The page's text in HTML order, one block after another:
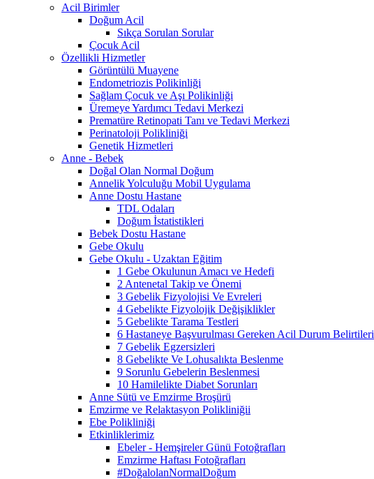
Acil Birimler
Doğum Acil
Sıkça Sorulan Sorular
Çocuk Acil
Özellikli Hizmetler
Görüntülü Muayene
Endometriozis Polikinliği
Sağlam Çocuk ve Aşı Polikinliği
Üremeye Yardımcı Tedavi Merkezi
Prematüre Retinopati Tanı ve Tedavi Merkezi
Perinatoloji Polikliniği
Genetik Hizmetleri
Anne - Bebek
Doğal Olan Normal Doğum
Annelik Yolculuğu Mobil Uygulama
Anne Dostu Hastane
TDL Odaları
Doğum İstatistikleri
Bebek Dostu Hastane
Gebe Okulu
Gebe Okulu - Uzaktan Eğitim
1 Gebe Okulunun Amacı ve Hedefi
2 Antenetal Takip ve Önemi
3 Gebelik Fizyolojisi Ve Evreleri
4 Gebelikte Fizyolojik Değişiklikler
5 Gebelikte Tarama Testleri
6 Hastaneye Başvurulması Gereken Acil Durum Belirtileri
7 Gebelik Egzersizleri
8 Gebelikte Ve Lohusalıkta Beslenme
9 Sorunlu Gebelerin Beslenmesi
10 Hamilelikte Diabet Sorunları
Anne Sütü ve Emzirme Broşürü
Emzirme ve Relaktasyon Polikliniğii
Ebe Polikliniği
Etkinliklerimiz
Ebeler - Hemşireler Günü Fotoğrafları
Emzirme Haftası Fotoğrafları
#DoğalolanNormalDoğum